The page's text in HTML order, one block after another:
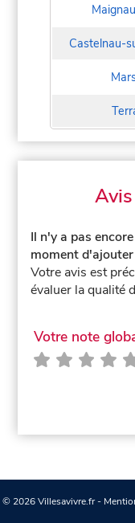
Castelnau-
Il n'y a pas
moment
Votre avis est
évaluer la qualité
Votre note
© 2026 Villesavivre.fr -